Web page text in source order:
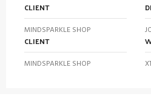
CLIENT
MINDSPARKLE SHOP
CLIENT
MINDSPARKLE SHOP